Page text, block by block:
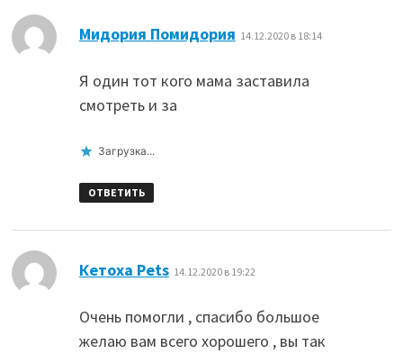
Мидория Помидория 14.12.2020 в 18:14
Я один тот кого мама заставила
смотреть и за
Загрузка...
ОТВЕТИТЬ
Кетоха Pets: 14.12.2020 в 19:22
Очень помогли , спасибо большое
желаю вам всего хорошего , вы так